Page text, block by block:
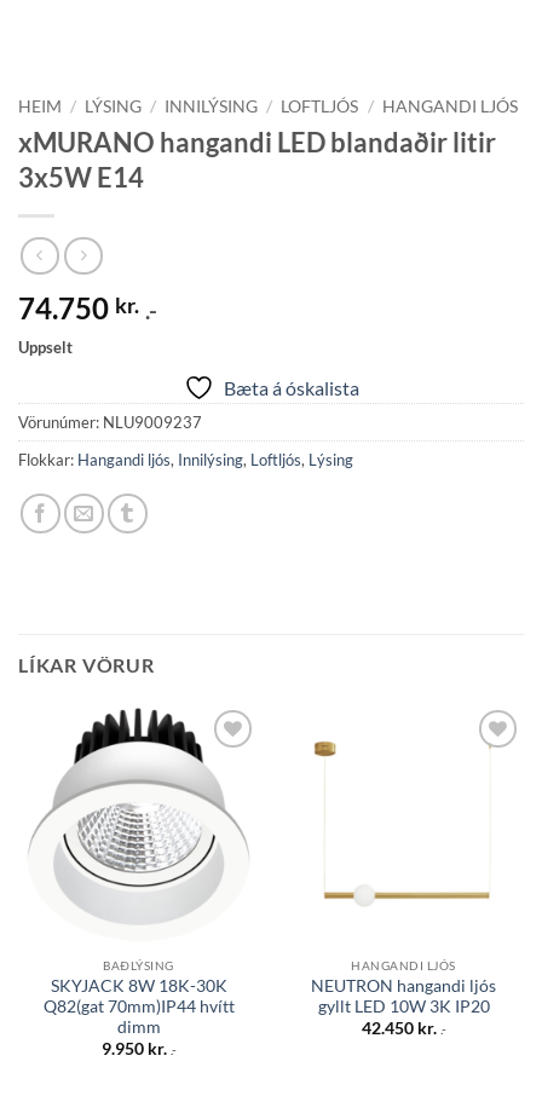
HEIM / LÝSING / INNILÝSING / LOFTLJÓS / HANGANDI LJÓS
xMURANO hangandi LED blandaðir litir
3x5W E14
74.750 kr. .-
Uppselt
Bæta á óskalista
Vörunúmer: NLU9009237
Flokkar: Hangandi ljós, Innilýsing, Loftljós, Lýsing
LÍKAR VÖRUR
Bæta á
óskalista
BAÐLÝSING
SKYJACK 8W 18K-30K
Q82(gat 70mm)IP44 hvítt
dimm
9.950 kr. .-
HANGANDI LJÓS
NEUTRON hangandi ljós
gyllt LED 10W 3K IP20
42.450 kr. .-